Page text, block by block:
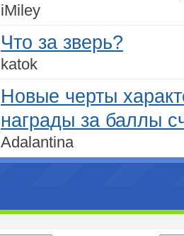
iMiley
Что за зверь?
katok
Новые черты
награды за баллы
Adalantina